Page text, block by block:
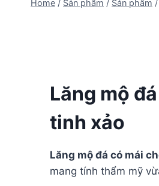
Home / Sản phẩm / Sản phẩm /
Lăng mộ
tinh xảo
Lăng mộ đá có mái
mang tính thẩm mỹ